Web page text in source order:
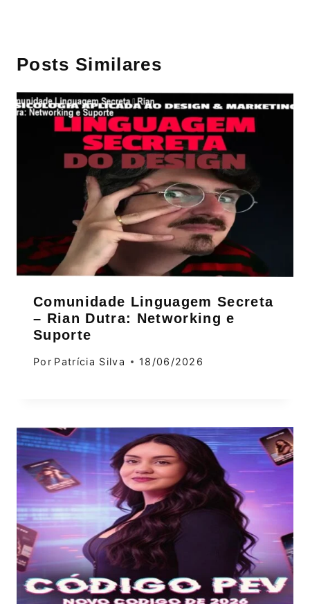
Posts Similares
Comunidade Linguagem Secreta
– Rian Dutra: Networking e
Suporte
Por Patrícia Silva 18/06/2026